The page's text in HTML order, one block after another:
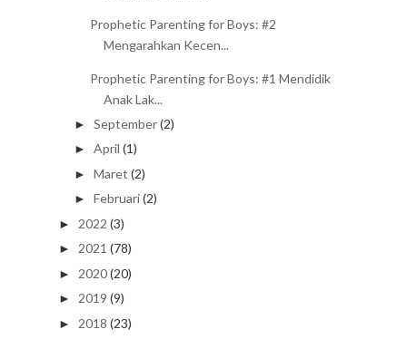
Prophetic Parenting for Boys: #2
Mengarahkan Kecen...
Prophetic Parenting for Boys: #1 Mendidik
Anak Lak...
► September(2)
► April (1)
► Maret (2)
► Februari(2)
► 2022 (3)
► 2021 (78)
► 2020(20)
► 2019 (9)
► 2018 (23)